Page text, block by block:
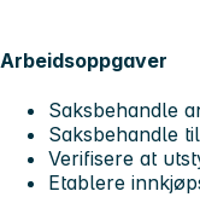
Arbeidsoppgaver
Saksbehandle
Saksbehandle
Verifisere at
Etablere